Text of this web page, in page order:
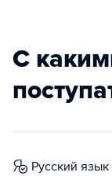
С
русский язык